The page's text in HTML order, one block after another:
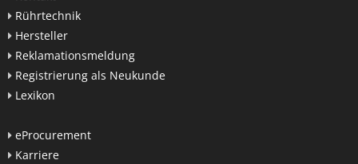
Rührtechnik
Hersteller
Reklamationsmeldung
Registrierung als Neukunde
Lexikon
eProcurement
Karriere